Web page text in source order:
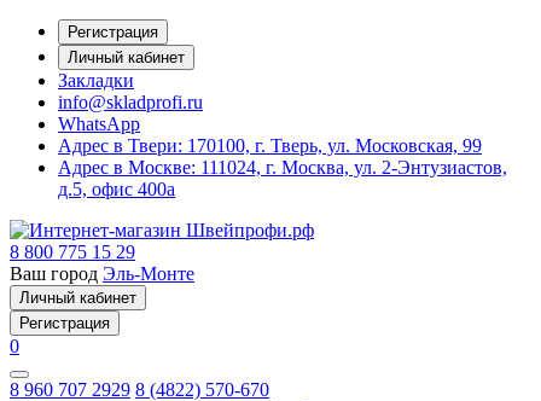
Регистрация
Личный кабинет
Закладки
info@skladprofi.ru
WhatsApp
Адрес в Твери: 170100, г. Тверь, ул. Московская, 99
Адрес в Москве: 111024, г. Москва, ул. 2-Энтузиастов,
д.5, офис 400а
8 800 775 15 29
Ваш город Эль-Монте
Личный кабинет
Регистрация
0
8 960 707 2929 8 (4822) 570-670